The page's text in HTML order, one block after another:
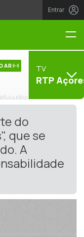
Entrar
AR TV
RTP
do
que se
A